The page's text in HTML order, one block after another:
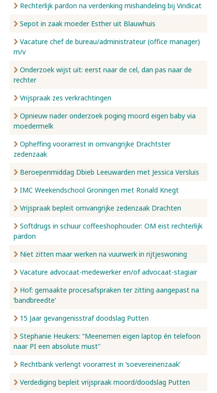
Rechterlijk pardon na verdenking mishandeling bij Vindicat
Sepot in zaak moeder Esther uit Blauwhuis
Vacature chef de bureau/administrateur (office manager)
m/v
Onderzoek wijst uit: eerst naar de cel, dan pas naar de
rechter
Vrijspraak zes verkrachtingen
Opnieuw nader onderzoek poging moord eigen baby via
moedermelk
Opheffing voorarrest in omvangrijke Drachtster
zedenzaak
Beroepenmiddag Dbieb Leeuwarden met Jessica Versluis
IMC Weekendschool Groningen met Ronald Knegt
Vrijspraak bepleit omvangrijke zedenzaak Drachten
Softdrugs in schuur coffeeshophouder: OM eist rechterlijk
pardon
Niet zitten maar werken na vuurwerk in rijtjeswoning
Vacature advocaat-medewerker en/of advocaat-stagiair
Hof: gemaakte procesafspraken ter zitting aangepast na
‘bandbreedte’
15 Jaar gevangenisstraf doodslag Putten
Stephanie Heukers: “Meenemen eigen laptop én telefoon
naar PI een absolute must"
Rechtbank verlengt voorarrest in ‘soevereinenzaak’
Verdediging bepleit vrijspraak moord/doodslag Putten